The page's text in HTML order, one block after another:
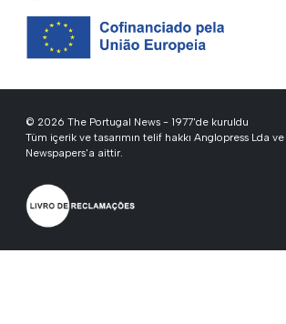
© 2026 The Portugal News - 1977'de kuruldu
Tüm içerik ve tasarımın telif hakkı Anglopress Lda
Newspapers'a aittir.